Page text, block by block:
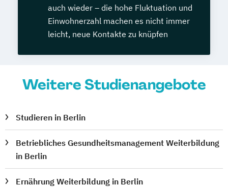
auch wieder – die hohe Fluktuation und
Einwohnerzahl machen es nicht immer
leicht, neue Kontakte zu knüpfen
Weitere Studienangebote
Studieren in Berlin
Betriebliches Gesundheitsmanagement Weiterbildung
in Berlin
Ernährung Weiterbildung in Berlin